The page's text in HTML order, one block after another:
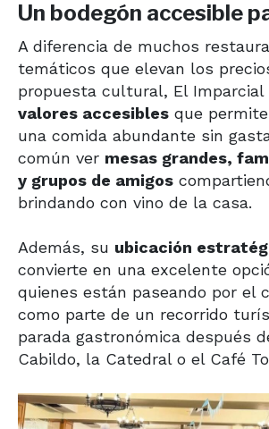
Un bodegón accesible
A diferencia de muchos
temáticos que elevan los
propuesta cultural, El Imparcial
valores accesibles que
una comida abundante sin
común ver mesas grandes,
y grupos de amigos
brindando con vino de la casa.
Además, su ubicación
convierte en una excelente
quienes están paseando por el
como parte de un recorrido
parada gastronómica después
Cabildo, la Catedral o el Café